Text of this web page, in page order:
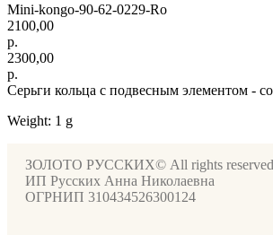
Mini-kongo-90-62-0229-Ro
2100,00
р.
2300,00
р.
Серьги кольца с подвесным элементом -
Weight: 1 g
ЗОЛОТО РУССКИХ© All rights reserved
ИП Русских Анна Николаевна
ОГРНИП 310434526300124